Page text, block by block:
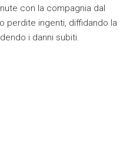
con la compagnia dal
perdite ingenti, diffidando la
i danni subiti.